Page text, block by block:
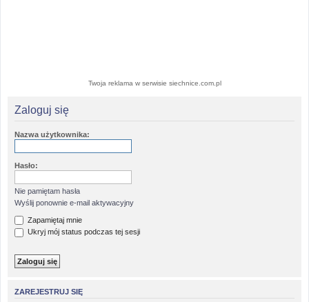
Twoja reklama w serwisie siechnice.com.pl
Zaloguj się
Nazwa użytkownika:
Hasło:
Nie pamiętam hasła
Wyślij ponownie e-mail aktywacyjny
Zapamiętaj mnie
Ukryj mój status podczas tej sesji
ZAREJESTRUJ SIĘ